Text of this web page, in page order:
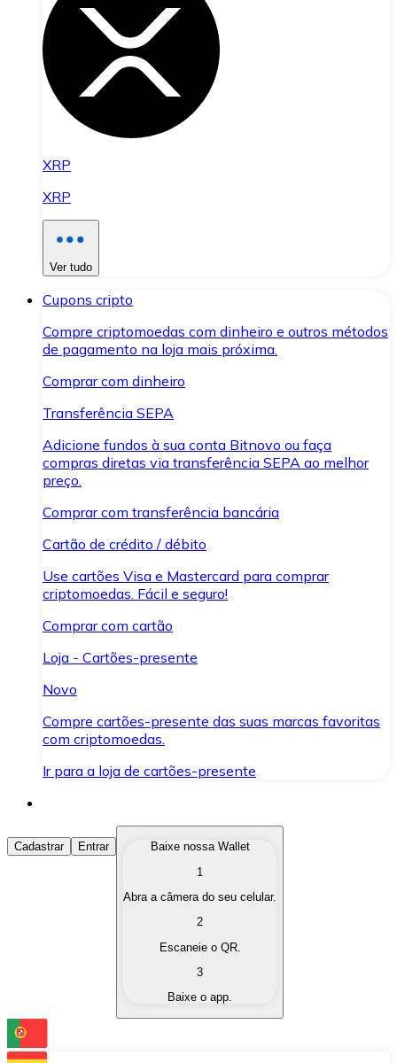
XRP
XRP
Ver tudo
Cupons cripto
Compre criptomoedas com dinheiro e outros métodos
de pagamento na loja mais próxima.
Comprar com dinheiro
Transferência SEPA
Adicione fundos à sua conta Bitnovo ou faça
compras diretas via transferência SEPA ao melhor
preço.
Comprar com transferência bancária
Cartão de crédito / débito
Use cartões Visa e Mastercard para comprar
criptomoedas. Fácil e seguro!
Comprar com cartão
Loja - Cartões-presente
Novo
Compre cartões-presente das suas marcas favoritas
com criptomoedas.
Ir para a loja de cartões-presente
Comprar Criptomoedas
Compre as criptomoedas de seu interesse de forma
Converta suas criptomoedas em moeda fiduciária
Troque uma criptomoeda por outra
Cadastrar Entrar
Baixe nossa Wallet
1
Abra a câmera do seu celular.
2
Escaneie o QR.
3
Baixe o app.